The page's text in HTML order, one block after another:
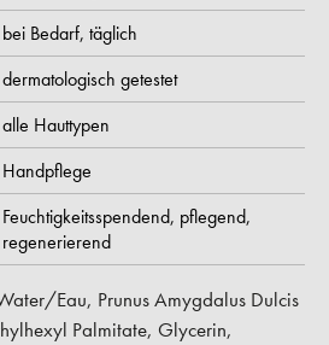
bei Bedarf, täglich
dermatologisch getestet
alle Hauttypen
Handpflege
Feuchtigkeitsspendend, pflegend,
regenerierend
Eau, Prunus Amygdalus Dulcis
Palmitate, Glycerin,